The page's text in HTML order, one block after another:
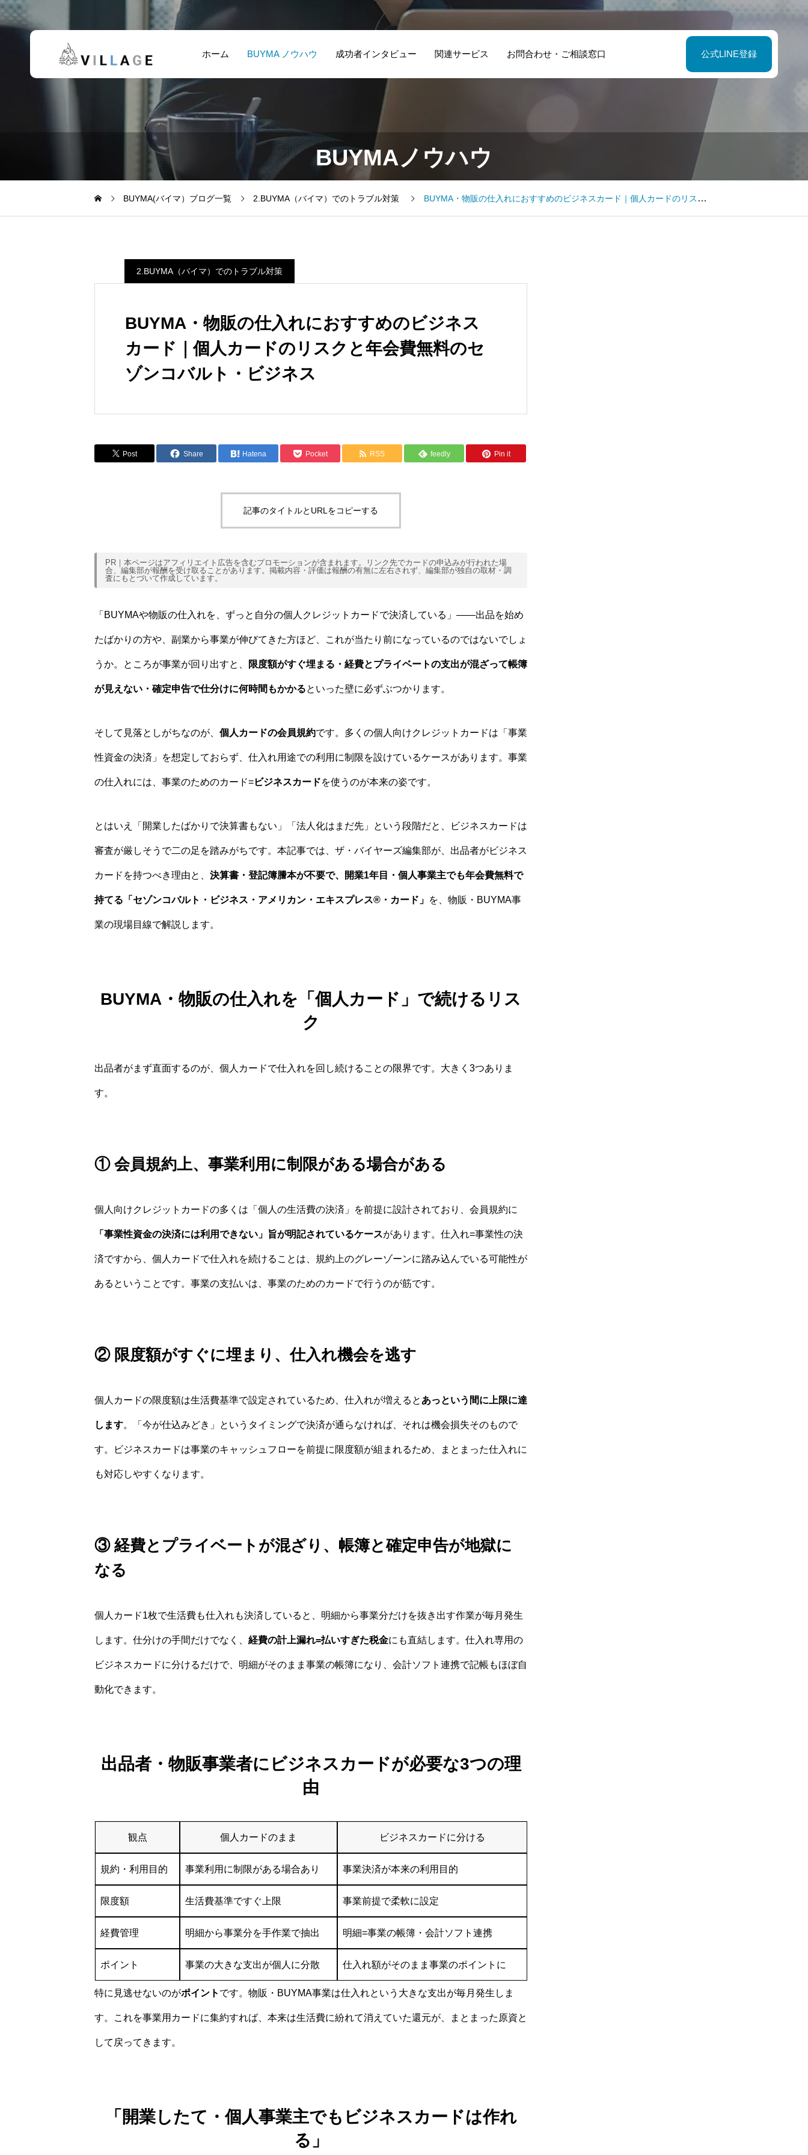
ホーム BUYMA ノウハウ 成功者インタビュー 関連サービス お問合わせ・ご相談窓口 公式LINE登録
BUYMAノウハウ
BUYMA(バイマ）ブログ一覧 2.BUYMA（バイマ）でのトラブル対策 BUYMA・物販の仕入れにおすすめのビジネスカード｜個人カードのリスクと年会費無料のセゾンコバルト・ビジネス
2.BUYMA（バイマ）でのトラブル対策
BUYMA・物販の仕入れにおすすめのビジネス
カード｜個人カードのリスクと年会費無料のセ
ゾンコバルト・ビジネス
Post Share Hatena Pocket RSS feedly Pin it
記事のタイトルとURLをコピーする
PR｜本ページはアフィリエイト広告を含むプロモーションが含まれます。リンク先でカードの申込みが行われた場
合、編集部が報酬を受け取ることがあります。掲載内容・評価は報酬の有無に左右されず、編集部が独自の取材・調
査にもとづいて作成しています。
「BUYMAや物販の仕入れを、ずっと自分の個人クレジットカードで決済している」——出品を始め
たばかりの方や、副業から事業が伸びてきた方ほど、これが当たり前になっているのではないでしょ
うか。ところが事業が回り出すと、 限度額がすぐ埋まる・経費とプライベートの支出が混ざって帳簿
が見えない・確定申告で仕分けに何時間もかかるといった壁に必ずぶつかります。
そして見落としがちなのが、 個人カードの会員規約です。多くの個人向けクレジットカードは「事業
性資金の決済」を想定しておらず、仕入れ用途での利用に制限を設けているケースがあります。事業
の仕入れには、事業のためのカード=ビジネスカードを使うのが本来の姿です。
とはいえ「開業したばかりで決算書もない」「法人化はまだ先」という段階だと、ビジネスカードは
審査が厳しそうで二の足を踏みがちです。本記事では、ザ・バイヤーズ編集部が、出品者がビジネス
カードを持つべき理由と、 決算書・登記簿謄本が不要で、開業1年目・個人事業主でも年会費無料で
持てる「セゾンコバルト・ビジネス・アメリカン・エキスプレス®・カード」 を、物販・BUYMA事
業の現場目線で解説します。
BUYMA・物販の仕入れを「個人カード」で続けるリス
ク
出品者がまず直面するのが、個人カードで仕入れを回し続けることの限界です。大きく3つありま
す。
① 会員規約上、事業利用に制限がある場合がある
個人向けクレジットカードの多くは「個人の生活費の決済」を前提に設計されており、会員規約に
「事業性資金の決済には利用できない」旨が明記されているケースがあります。仕入れ=事業性の決
済ですから、個人カードで仕入れを続けることは、規約上のグレーゾーンに踏み込んでいる可能性が
あるということです。事業の支払いは、事業のためのカードで行うのが筋です。
② 限度額がすぐに埋まり、仕入れ機会を逃す
個人カードの限度額は生活費基準で設定されているため、仕入れが増えると あっという間に上限に達
します。「今が仕込みどき」というタイミングで決済が通らなければ、それは機会損失そのもので
す。ビジネスカードは事業のキャッシュフローを前提に限度額が組まれるため、まとまった仕入れに
も対応しやすくなります。
③ 経費とプライベートが混ざり、帳簿と確定申告が地獄に
なる
個人カード1枚で生活費も仕入れも決済していると、明細から事業分だけを抜き出す作業が毎月発生
します。仕分けの手間だけでなく、 経費の計上漏れ=払いすぎた税金にも直結します。仕入れ専用の
ビジネスカードに分けるだけで、明細がそのまま事業の帳簿になり、会計ソフト連携で記帳もほぼ自
動化できます。
出品者・物販事業者にビジネスカードが必要な3つの理
由
観点 個人カードのまま ビジネスカードに分ける
規約・利用目的 事業利用に制限がある場合あり 事業決済が本来の利用目的
限度額 生活費基準ですぐ上限 事業前提で柔軟に設定
経費管理 明細から事業分を手作業で抽出 明細=事業の帳簿・会計ソフト連携
ポイント 事業の大きな支出が個人に分散 仕入れ額がそのまま事業のポイントに
特に見逃せないのがポイント です。物販・BUYMA事業は仕入れという大きな支出が毎月発生しま
す。これを事業用カードに集約すれば、本来は生活費に紛れて消えていた還元が、まとまった原資と
して戻ってきます。
「開業したて・個人事業主でもビジネスカードは作れ
る」